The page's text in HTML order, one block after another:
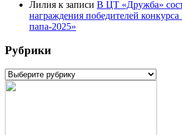
Лилия к записи В ЦТ «Дружба»
награждения победителей
папа-2025»
Рубрики
Рубрики